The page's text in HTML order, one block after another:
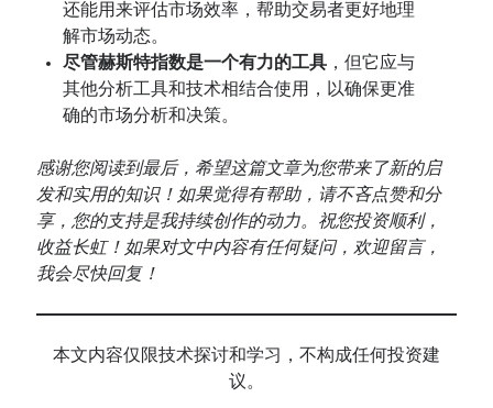
还能用来评估市场效率，帮助交易者更好地理
解市场动态。
尽管赫斯特指数是一个有力的工具 ，但它应与
其他分析工具和技术相结合使用，以确保更准
确的市场分析和决策。
感谢您阅读到最后，希望这篇文章为您带来了新的启
发和实用的知识！如果觉得有帮助，请不吝点赞和分
享，您的支持是我持续创作的动力。祝您投资顺利，
收益长虹！如果对文中内容有任何疑问，欢迎留言，
我会尽快回复！
本文内容仅限技术探讨和学习，不构成任何投资建
议。